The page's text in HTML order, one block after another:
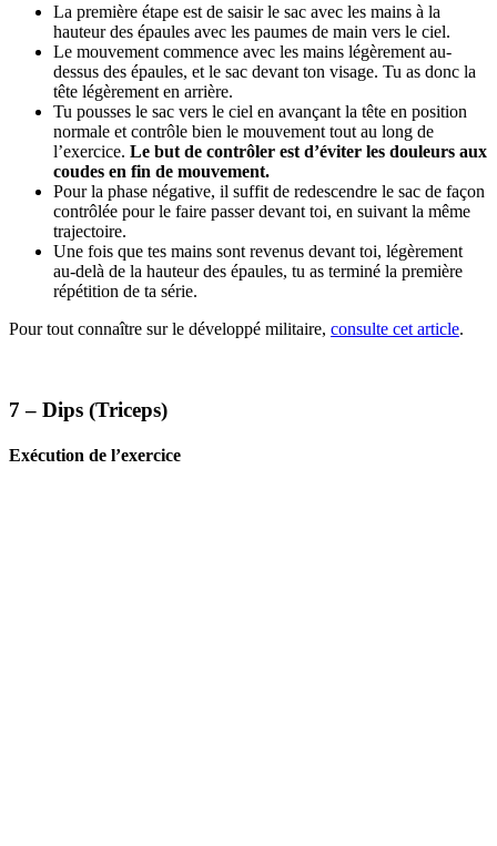
La première étape est de saisir le sac avec les mains à la
hauteur des épaules avec les paumes de main vers le ciel.
Le mouvement commence avec les mains légèrement au-
dessus des épaules, et le sac devant ton visage. Tu as donc la
tête légèrement en arrière.
Tu pousses le sac vers le ciel en avançant la tête en position
normale et contrôle bien le mouvement tout au long de
l’exercice. Le but de contrôler est d’éviter les douleurs aux
coudes en fin de mouvement.
Pour la phase négative, il suffit de redescendre le sac de façon
contrôlée pour le faire passer devant toi, en suivant la même
trajectoire.
Une fois que tes mains sont revenus devant toi, légèrement
au-delà de la hauteur des épaules, tu as terminé la première
répétition de ta série.
Pour tout connaître sur le développé militaire, consulte cet article.
7 – Dips (Triceps)
Exécution de l’exercice